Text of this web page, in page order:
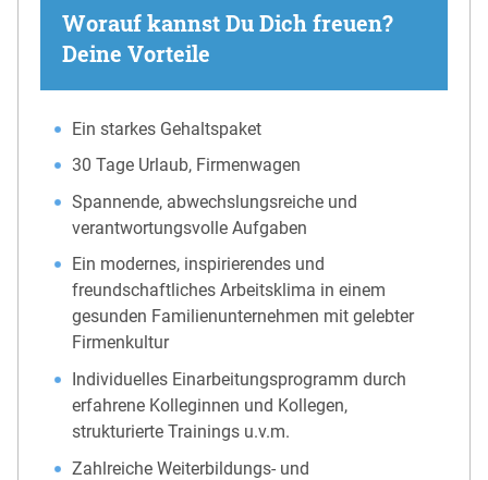
Worauf kannst Du Dich freuen?
Deine Vorteile
Ein starkes Gehaltspaket
30 Tage Urlaub, Firmenwagen
Spannende, abwechslungsreiche und
verantwortungsvolle Aufgaben
Ein modernes, inspirierendes und
freundschaftliches Arbeitsklima in einem
gesunden Familienunternehmen mit gelebter
Firmenkultur
Individuelles Einarbeitungsprogramm durch
erfahrene Kolleginnen und Kollegen,
strukturierte Trainings u.v.m.
Zahlreiche Weiterbildungs- und